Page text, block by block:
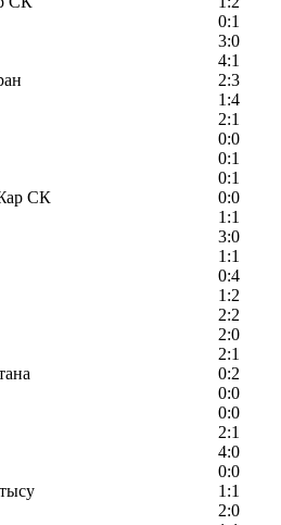
0:1
3:0
4:1
2:3
1:4
2:1
0:0
0:1
0:1
СК
0:0
1:1
3:0
1:1
0:4
1:2
2:2
2:0
2:1
0:2
0:0
0:0
2:1
4:0
0:0
1:1
2:0